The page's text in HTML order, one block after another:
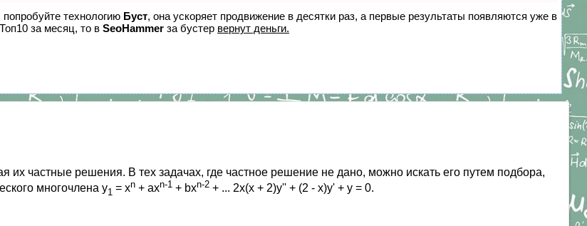
технологию Буст, она ускоряет продвижение в десятки раз, а первые результаты появляются уже в
за месяц, то в SeoHammer за бустер вернут деньги.
частные решения. В тех задачах, где частное решение не дано, можно искать его путем подбора,
многочлена y1 = xn + axn-1 + bxn-2 + ... 2x(x + 2)y'' + (2 - x)y' + y = 0.